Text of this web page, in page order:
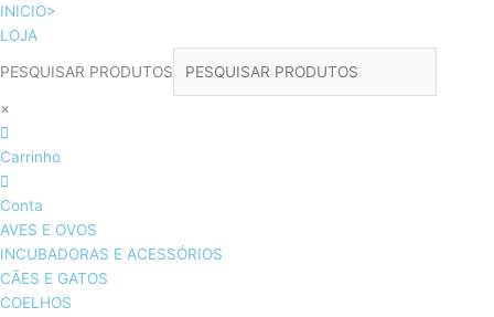
INICIO>
LOJA
PESQUISAR PRODUTOS
×
Carrinho
Conta
AVES E OVOS
INCUBADORAS E ACESSÓRIOS
CÃES E GATOS
COELHOS